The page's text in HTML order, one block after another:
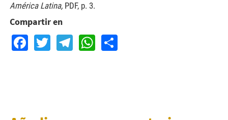
América Latina, PDF, p. 3.
Compartir en
Facebook
TwitterTelegram
WhatsApp
Share